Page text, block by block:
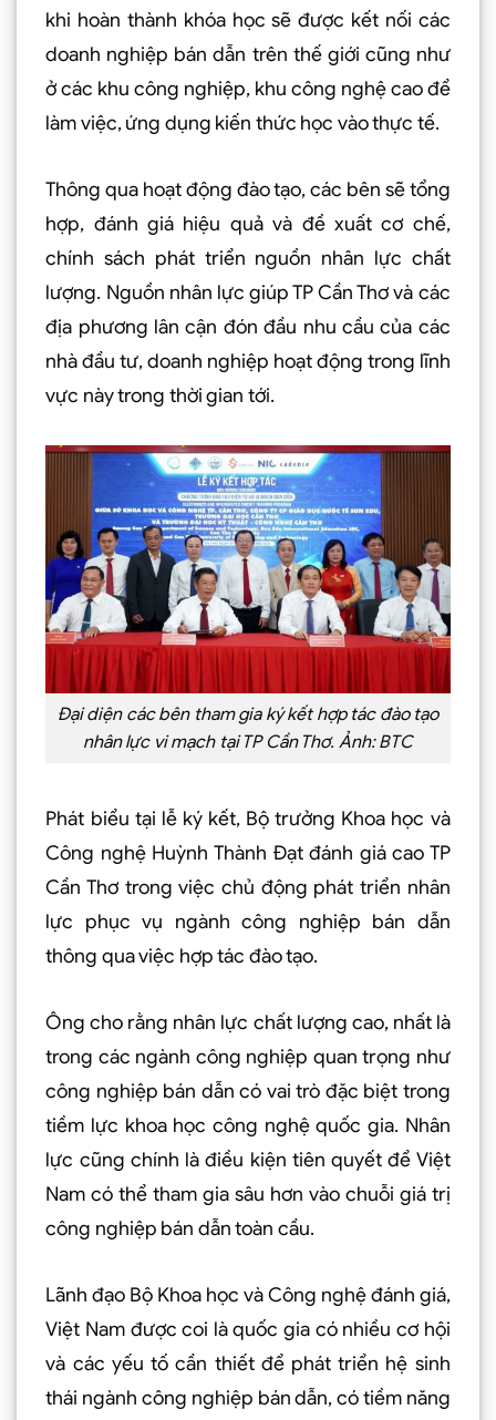
khi hoàn thành khóa học sẽ được kết nối các
doanh nghiệp bán dẫn trên thế giới cũng như
ở các khu công nghiệp, khu công nghệ cao để
làm việc, ứng dụng kiến thức học vào thực tế.
Thông qua hoạt động đào tạo, các bên sẽ tổng
hợp, đánh giá hiệu quả và đề xuất cơ chế,
chính sách phát triển nguồn nhân lực chất
lượng. Nguồn nhân lực giúp TP Cần Thơ và các
địa phương lân cận đón đầu nhu cầu của các
nhà đầu tư, doanh nghiệp hoạt động trong lĩnh
vực này trong thời gian tới.
Đại diện các bên tham gia ký kết hợp tác đào tạo
nhân lực vi mạch tại TP Cần Thơ. Ảnh: BTC
Phát biểu tại lễ ký kết, Bộ trưởng Khoa học và
Công nghệ Huỳnh Thành Đạt đánh giá cao TP
Cần Thơ trong việc chủ động phát triển nhân
lực phục vụ ngành công nghiệp bán dẫn
thông qua việc hợp tác đào tạo.
Ông cho rằng nhân lực chất lượng cao, nhất là
trong các ngành công nghiệp quan trọng như
công nghiệp bán dẫn có vai trò đặc biệt trong
tiềm lực khoa học công nghệ quốc gia. Nhân
lực cũng chính là điều kiện tiên quyết để Việt
Nam có thể tham gia sâu hơn vào chuỗi giá trị
công nghiệp bán dẫn toàn cầu.
Lãnh đạo Bộ Khoa học và Công nghệ đánh giá,
Việt Nam được coi là quốc gia có nhiều cơ hội
và các yếu tố cần thiết để phát triển hệ sinh
thái ngành công nghiệp bán dẫn, có tiềm năng